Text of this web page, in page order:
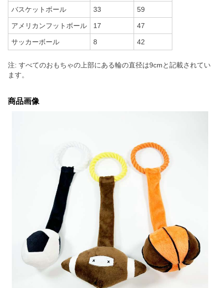
バスケットボール 33 59
アメリカンフットボール 17 47
サッカーボール 8 42
注: すべてのおもちゃの上部にある輪の直径は9cmと記載されてい
ます。
商品画像